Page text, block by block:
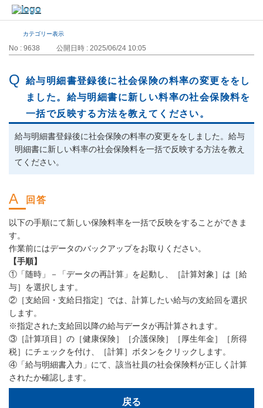
カテゴリー表示
No : 9638 公開日時 : 2025/06/24 10:05
給与明細書登録後に社会保険の料率の変更ををし
ました。給与明細書に新しい料率の社会保険料を
一括で反映する方法を教えてください。
給与明細書登録後に社会保険の料率の変更ををしました。給与
明細書に新しい料率の社会保険料を一括で反映する方法を教え
てください。
以下の手順にて新しい保険料率を一括で反映をすることができま
す。
作業前にはデータのバックアップをお取りください。
【手順】
①「随時」－「データの再計算」を起動し、［計算対象］は［給
与］を選択します。
②［支給回・支給日指定］では、計算したい給与の支給回を選択
します。
※指定された支給回以降の給与データが再計算されます。
③［計算項目］の［健康保険］［介護保険］［厚生年金］［所得
税］にチェックを付け、［計算］ボタンをクリックします。
④「給与明細書入力」にて、該当社員の社会保険料が正しく計算
されたか確認します。
戻る